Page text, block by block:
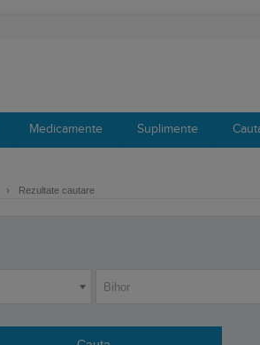
Medicamente Suplimente
› Rezultate cautare
Bihor